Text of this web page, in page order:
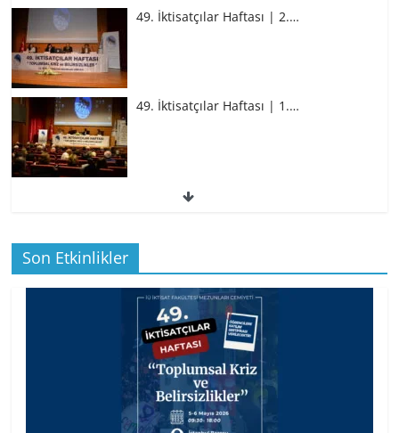
49. İktisatçılar Haftası | 2.…
49. İktisatçılar Haftası | 1.…
49. İktisatçılar Haftası | 1.…
BİZ İKTİSATLILAR: İÇİMİZDEN BİRİ PROF.
…
Son Etkinlikler